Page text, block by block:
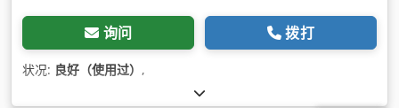
询问 拨打
状况: 良好（使用过） ,